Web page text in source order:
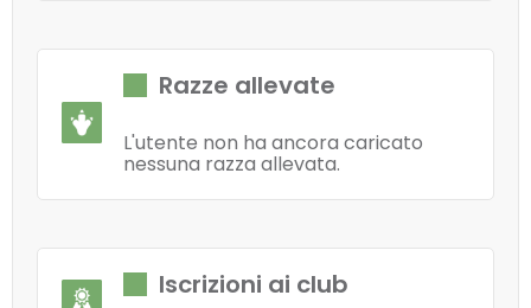
Razze allevate
L'utente non ha ancora caricato
nessuna razza allevata.
Iscrizioni ai club